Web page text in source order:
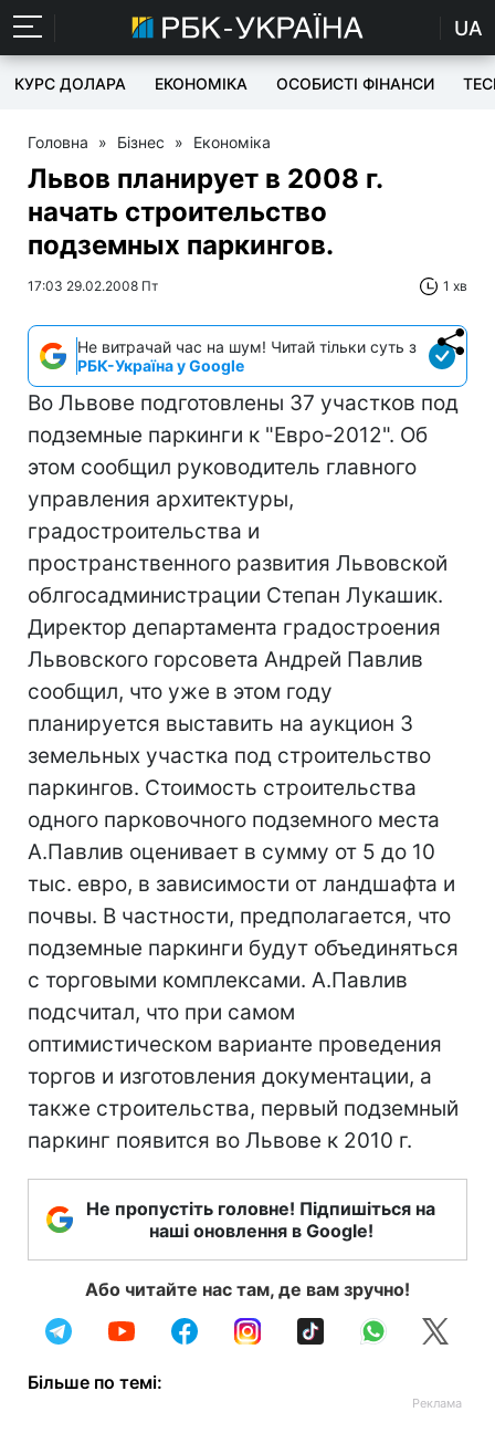
UA
КУРС ДОЛАРА ЕКОНОМІКА ОСОБИСТІ ФІНАНСИ
Головна » Бізнес » Економіка
Львов планирует в 2008 г.
начать строительство
подземных паркингов.
17:03 29.02.2008 Пт 1 хв
Не витрачай час на шум! Читай тільки суть з
РБК-Україна у Google
Во Львове подготовлены 37 участков под
подземные паркинги к "Евро-2012". Об
этом сообщил руководитель главного
управления архитектуры,
градостроительства и
пространственного развития Львовской
облгосадминистрации Степан Лукашик.
Директор департамента градостроения
Львовского горсовета Андрей Павлив
сообщил, что уже в этом году
планируется выставить на аукцион 3
земельных участка под строительство
паркингов. Стоимость строительства
одного парковочного подземного места
А.Павлив оценивает в сумму от 5 до 10
тыс. евро, в зависимости от ландшафта и
почвы. В частности, предполагается, что
подземные паркинги будут объединяться
с торговыми комплексами. А.Павлив
подсчитал, что при самом
оптимистическом варианте проведения
торгов и изготовления документации, а
также строительства, первый подземный
паркинг появится во Львове к 2010 г.
Не пропустіть головне! Підпишіться на
наші оновлення в Google!
Або читайте нас там, де вам зручно!
Більше по темі: